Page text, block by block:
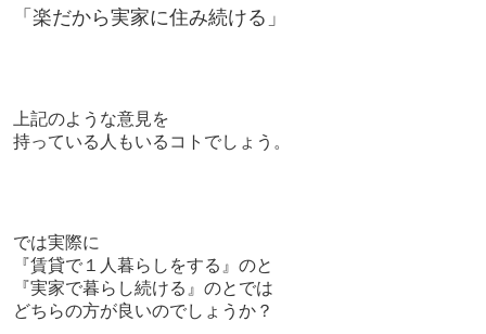
「楽だから実家に住み続ける」
上記のような意見を
持っている人もいるコトでしょう。
では実際に
『賃貸で１人暮らしをする』のと
『実家で暮らし続ける』のとでは
どちらの方が良いのでしょうか？